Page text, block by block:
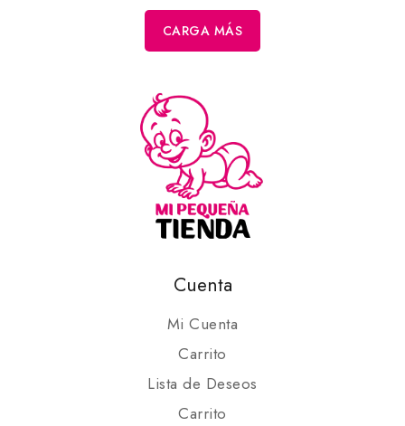
CARGA MÁS
Cuenta
Mi Cuenta
Carrito
Lista de Deseos
Carrito